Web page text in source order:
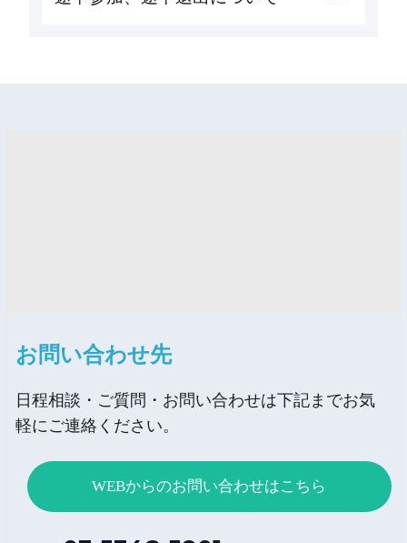
お問い合わせ先
日程相談・ご質問・お問い合わせは下記までお気
軽にご連絡ください。
WEBからのお問い合わせはこちら